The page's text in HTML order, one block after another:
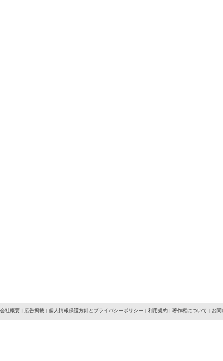
会社概要 | 広告掲載 | 個人情報保護方針とプライバシーポリシー | 利用規約 | 著作権について | お問